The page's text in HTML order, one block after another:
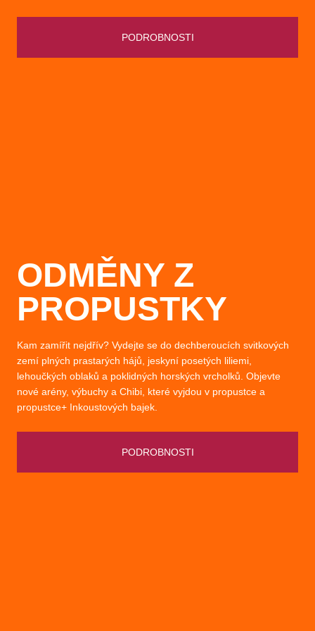
PODROBNOSTI
ODMĚNY Z
PROPUSTKY
Kam zamířit nejdřív? Vydejte se do dechberoucích svitkových
zemí plných prastarých hájů, jeskyní posetých liliemi,
lehoučkých oblaků a poklidných horských vrcholků. Objevte
nové arény, výbuchy a Chibi, které vyjdou v propustce a
propustce+ Inkoustových bajek.
PODROBNOSTI